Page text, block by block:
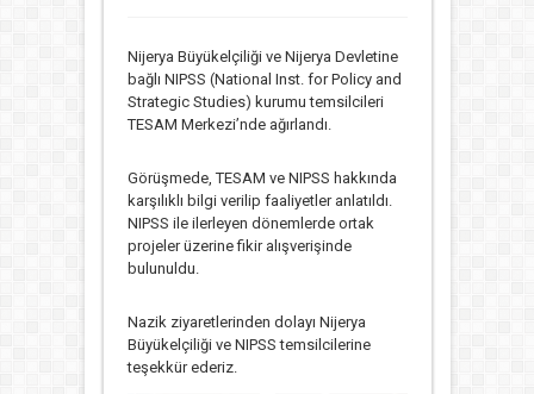
Nijerya Büyükelçiliği ve Nijerya Devletine
bağlı NIPSS (National Inst. for Policy and
Strategic Studies) kurumu temsilcileri
TESAM Merkezi’nde ağırlandı.
Görüşmede, TESAM ve NIPSS hakkında
karşılıklı bilgi verilip faaliyetler anlatıldı.
NIPSS ile ilerleyen dönemlerde ortak
projeler üzerine fikir alışverişinde
bulunuldu.
Nazik ziyaretlerinden dolayı Nijerya
Büyükelçiliği ve NIPSS temsilcilerine
teşekkür ederiz.